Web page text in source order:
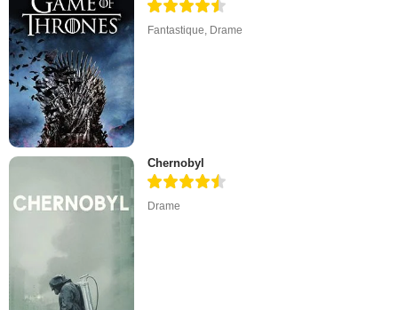
Fantastique Drame
Chernobyl
Drame